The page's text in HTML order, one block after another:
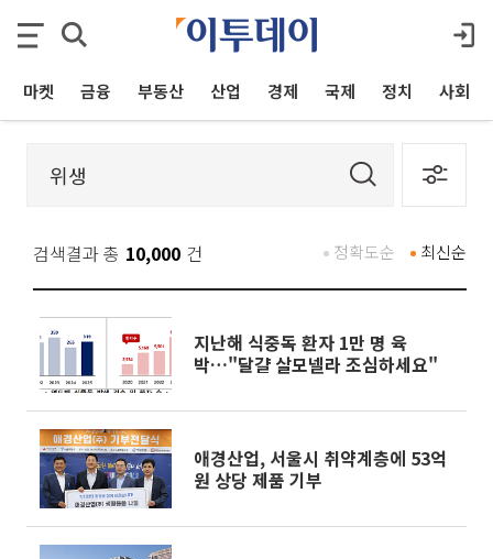
마켓 금융 부동산 산업 경제 국제 정치 사회
검색결과 총 10,000 건 최신순
정확도순
지난해 식중독 환자 1만 명 육
박…"달걀 살모넬라 조심하세요"
애경산업, 서울시 취약계층에 53억
원 상당 제품 기부